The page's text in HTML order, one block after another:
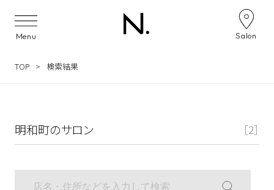
Menu Salon
TOP 検索結果
明和町のサロン ［2］
サロン検索ナビゲーション